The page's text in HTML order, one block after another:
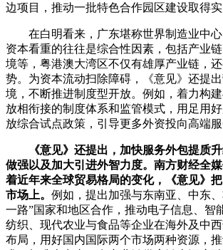
边项目，推动一批特色合作园区建设取得实
在白明看来，广东堪称世界制造业中心
资本看重的往往是综合性因素，包括产业
境等，粤港澳大湾区不仅有雄厚产业链，
势。为资本流动扫除障碍，《意见》还提
境，不断推进制度型开放。例如，着力构
放相衔接的制度体系和监管模式，用足用
放综合试点政策，引导更多外资投向高端服
《意见》还提出，加快服务外包提质
做强以及加大引进外智力度。南方财经全
着近年来全球贸易格局的变化，《意见》
市场上。 例如，提出加强与东南亚、中东
一路”国家和地区合作，推动电子信息、智
纺织、现代农业与食品等企业在海外及中
布局，用好国内国际两个市场两种资源，